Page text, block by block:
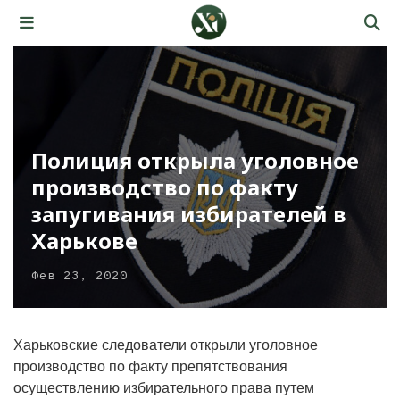
Полиция открыла уголовное
производство по факту
запугивания избирателей в
Харькове
Фев 23, 2020
Харьковские следователи открыли уголовное
производство по факту препятствования
осуществлению избирательного права путем